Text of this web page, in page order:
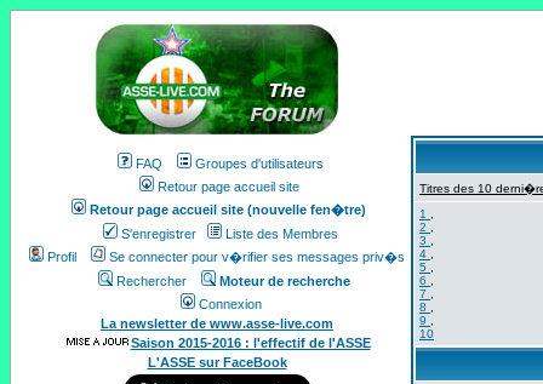
FAQ
Groupes d'utilisateurs
Retour page accueil site
Retour page accueil site (nouvelle fen�tre)
S'enregistrer
Liste des Membres
Profil
Se connecter pour v�rifier ses messages priv�s
Rechercher
Moteur de recherche
Connexion
La newsletter de www.asse-live.com
Saison 2015-2016 : l'effectif de l'ASSE
L'ASSE sur FaceBook
Titres des 10
1
2
3
4
5
6
7
8
9
10